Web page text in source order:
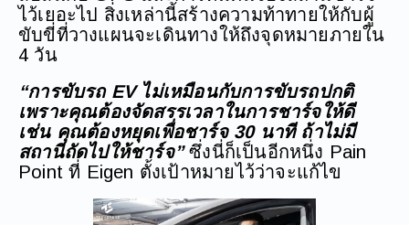
ไว้เยอะไป สิ่งเหล่านี้สร้างความท้าทายให้กับผู้
ขับขี่ที่วางแผนจะเดินทางให้ถึงจุดหมายภายใน
4 วัน
“การขับรถ EV ไม่เหมือนกับการขับรถปกติ
เพราะคุณต้องจัดสรรเวลาในการชาร์จให้ดี
เช่น คุณต้องหยุดเพื่อชาร์จ 30 นาที ถ้าไม่มี
สถานีถัดไปให้ชาร์จ” ซึ่งนี่ก็เป็นอีกหนึ่ง Pain
Point ที่ Eigen ตั้งเป้าหมายไว้ว่าจะแก้ไข